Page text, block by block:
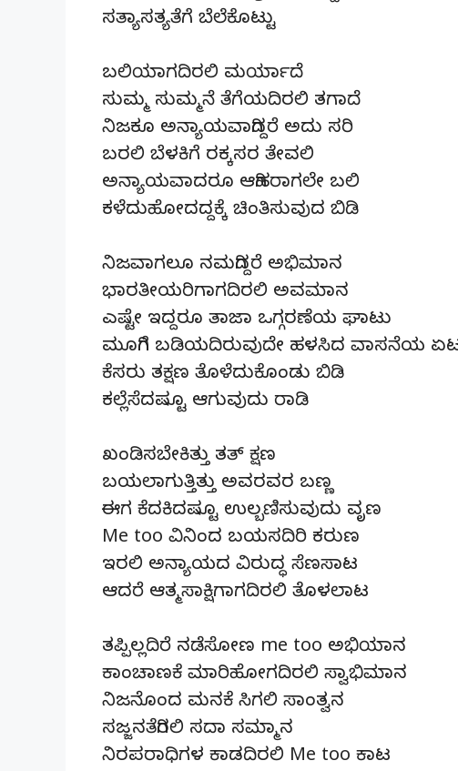
ಸತ್ಯಾಸತ್ಯತೆಗೆ ಬೆಲೆಕೊಟ್ಟು
ಬಲಿಯಾಗದಿರಲಿ ಮರ್ಯಾದೆ
ಸುಮ್ಮ ಸುಮ್ಮನೆ ತೆಗೆಯದಿರಲಿ ತಗಾದೆ
ನಿಜಕೂ ಅನ್ಯಾಯವಾಗಿದ್ದರೆ ಅದು ಸರಿ
ಬರಲಿ ಬೆಳಕಿಗೆ ರಕ್ಕಸರ ತೇವಲಿ
ಅನ್ಯಾಯವಾದರೂ ಆಗಿಹರಾಗಲೇ ಬಲಿ
ಕಳೆದುಹೋದದ್ದಕ್ಕೆ ಚಿಂತಿಸುವುದ ಬಿಡಿ
ನಿಜವಾಗಲೂ ನಮಗಿದ್ದರೆ ಅಭಿಮಾನ
ಭಾರತೀಯರಿಗಾಗದಿರಲಿ ಅವಮಾನ
ಎಷ್ಟೇ ಇದ್ದರೂ ತಾಜಾ ಒಗ್ಗರಣೆಯ ಘಾಟು
ಮೂಗಿಗೆ ಬಡಿಯದಿರುವುದೇ ಹಳಸಿದ ವಾಸನೆಯ
ಕೆಸರು ತಕ್ಷಣ ತೊಳೆದುಕೊಂಡು ಬಿಡಿ
ಕಲ್ಲೆಸೆದಷ್ಟೂ ಆಗುವುದು ರಾಡಿ
ಖಂಡಿಸಬೇಕಿತ್ತು ತತ್ ಕ್ಷಣ
ಬಯಲಾಗುತ್ತಿತ್ತು ಅವರವರ ಬಣ್ಣ
ಈಗ ಕೆದಕಿದಷ್ಟೂ ಉಲ್ಬಣಿಸುವುದು ವೃಣ
Me too ವಿನಿಂದ ಬಯಸದಿರಿ ಕರುಣ
ಇರಲಿ ಅನ್ಯಾಯದ ವಿರುದ್ಧ ಸೆಣಸಾಟ
ಆದರೆ ಆತ್ಮಸಾಕ್ಷಿಗಾಗದಿರಲಿ ತೊಳಲಾಟ
ತಪ್ಪಿಲ್ಲದಿರೆ ನಡೆಸೋಣ me too ಅಭಿಯಾನ
ಕಾಂಚಾಣಕೆ ಮಾರಿಹೋಗದಿರಲಿ ಸ್ವಾಭಿಮಾನ
ನಿಜನೊಂದ ಮನಕೆ ಸಿಗಲಿ ಸಾಂತ್ವನ
ಸಜ್ಜನತೆಗಿರಲಿ ಸದಾ ಸಮ್ಮಾನ
ನಿರಪರಾಧಿಗಳ ಕಾಡದಿರಲಿ Me too ಕಾಟ